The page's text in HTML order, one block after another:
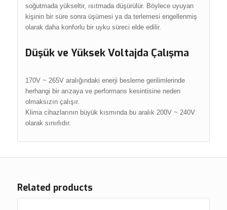
soğutmada yükseltir, ısıtmada düşürülür. Böylece uyuyan
kişinin bir süre sonra üşümesi ya da terlemesi engellenmiş
olarak daha konforlu bir uyku süreci elde edilir.
Düşük ve Yüksek Voltajda Çalışma
170V ~ 265V aralığındaki enerji besleme gerilimlerinde
herhangi bir arızaya ve performans kesintisine neden
olmaksızın çalışır.
Klima cihazlarının büyük kısmında bu aralık 200V ~ 240V
olarak sınırlıdır.
Related products